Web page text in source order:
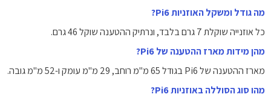
מה גודל ומשקל האוזניות Pi6?
כל אוזנייה שוקלת 7 גרם בלבד, ונרתיק ההטענה שוקל 46 גרם.
מהן מידות מארז ההטענה של Pi6?
מארז ההטענה של Pi6 בגודל 65 מ"מ רוחב, 29 מ"מ עומק ו-52 מ"מ גובה.
מהו סוג הסוללה באוזניות Pi6?